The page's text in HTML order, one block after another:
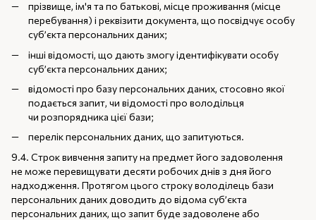
прізвище, ім'я та по батькові, місце проживання (місце
перебування) і реквізити документа, що посвідчує особу
суб’єкта персональних даних;
інші відомості, що дають змогу ідентифікувати особу
суб’єкта персональних даних;
відомості про базу персональних даних, стосовно якої
подається запит, чи відомості про володільця
чи розпорядника цієї бази;
перелік персональних даних, що запитуються.
9.4. Строк вивчення запиту на предмет його задоволення
не може перевищувати десяти робочих днів з дня його
надходження. Протягом цього строку володілець бази
персональних даних доводить до відома суб’єкта
персональних даних, що запит буде задоволене або